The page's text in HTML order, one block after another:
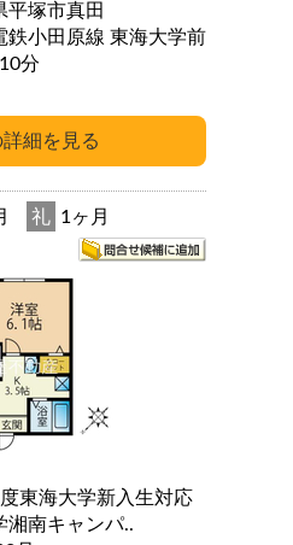
平塚市真田
鉄小田原線 東海大学前
駅 徒歩 10分
礼 1ヶ月
東海大学新入生対応
湘南キャンパ..